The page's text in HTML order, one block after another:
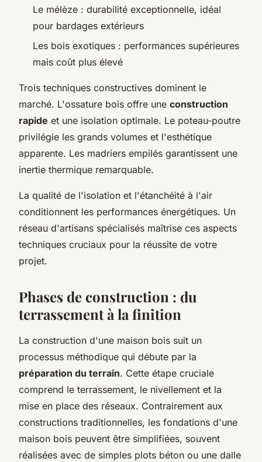
Le mélèze : durabilité exceptionnelle, idéal
pour bardages extérieurs
Les bois exotiques : performances supérieures
mais coût plus élevé
Trois techniques constructives dominent le
marché. L'ossature bois offre une construction
rapide et une isolation optimale. Le poteau-poutre
privilégie les grands volumes et l'esthétique
apparente. Les madriers empilés garantissent une
inertie thermique remarquable.
La qualité de l'isolation et l'étanchéité à l'air
conditionnent les performances énergétiques. Un
réseau d'artisans spécialisés maîtrise ces aspects
techniques cruciaux pour la réussite de votre
projet.
Phases de construction : du
terrassement à la finition
La construction d'une maison bois suit un
processus méthodique qui débute par la
préparation du terrain. Cette étape cruciale
comprend le terrassement, le nivellement et la
mise en place des réseaux. Contrairement aux
constructions traditionnelles, les fondations d'une
maison bois peuvent être simplifiées, souvent
réalisées avec de simples plots béton ou une dalle